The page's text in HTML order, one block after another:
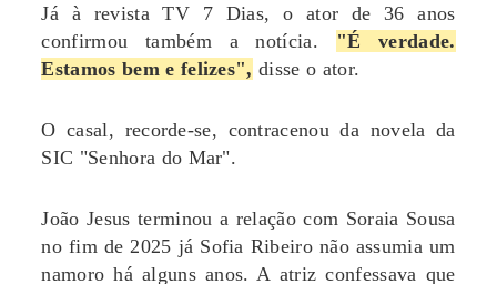
Já à revista TV 7 Dias, o ator de 36 anos
confirmou também a notícia.
"É verdade.
Estamos bem e felizes", disse o ator.
O casal, recorde-se, contracenou da novela da
SIC "Senhora do Mar".
João Jesus terminou a relação com Soraia Sousa
no fim de 2025 já Sofia Ribeiro não assumia um
namoro há alguns anos. A atriz confessava que